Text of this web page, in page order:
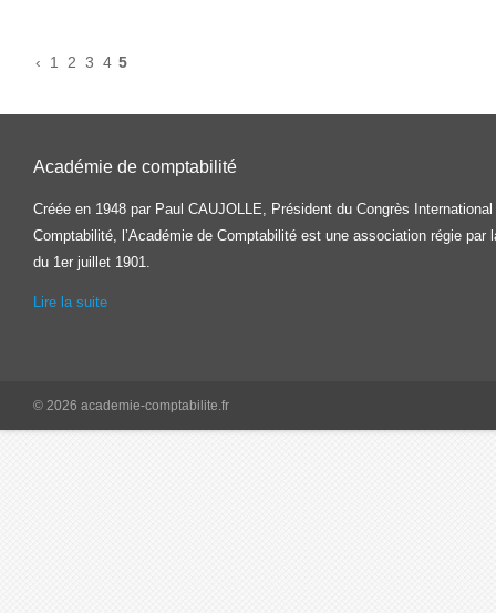
‹ 1 2 3 4 5
Académie de comptabilité
Créée en 1948 par Paul CAUJOLLE, Président du Congrès International
Comptabilité, l’Académie de Comptabilité est une association régie par
du 1er juillet 1901.
Lire la suite
© 2026 academie-comptabilite.fr